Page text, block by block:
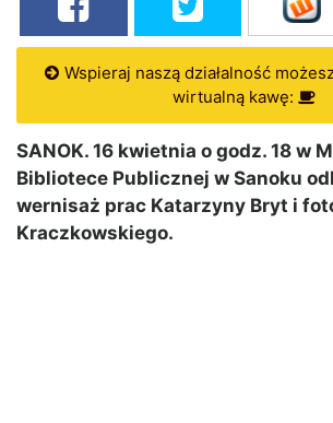
Wspieraj naszą działalność
wirtualną kawę:
SANOK. 16 kwietnia o godz. 18 w
Bibliotece Publicznej w Sanoku
wernisaż prac Katarzyny Bryt i
Kraczkowskiego.